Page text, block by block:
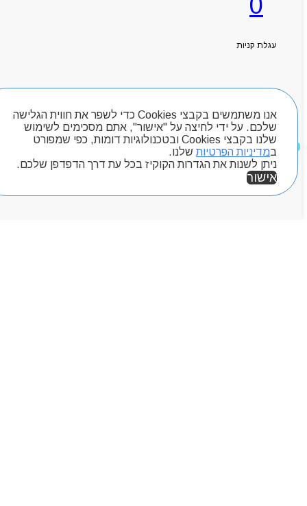
אנו משתמשים בקבצי Cookies כדי לשפר את חווית הגלישה
שלכם. על ידי לחיצה על "אישור", אתם מסכימים לשימוש
שלנו בקבצי Cookies ובטכנולוגיות דומות, כפי שמפורט
במדיניות הפרטיות שלנו.
ניתן לשנות את הגדרות הקוקיז בכל עת דרך הדפדפן שלכם.
אישור
עגלת קניות
חיפוש מוצרים
מוצרים שאהבתי
ראשי
המגזין